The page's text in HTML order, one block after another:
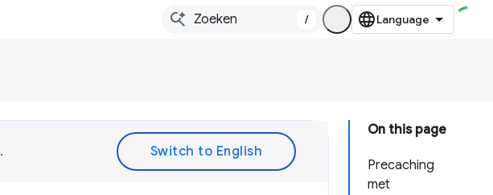
/
On this page
Precaching
met
.